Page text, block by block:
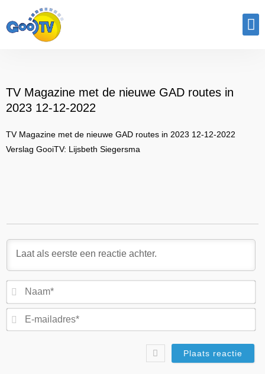
TV Magazine met de nieuwe GAD routes in
2023 12-12-2022
TV Magazine met de nieuwe GAD routes in 2023 12-12-2022
Verslag GooiTV: Lijsbeth Siegersma
E-